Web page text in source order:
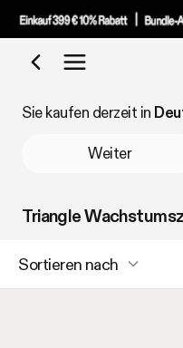
Nach Kategorie
Sie kaufen derzeit in
Weiter
Triangle
Sortieren nach